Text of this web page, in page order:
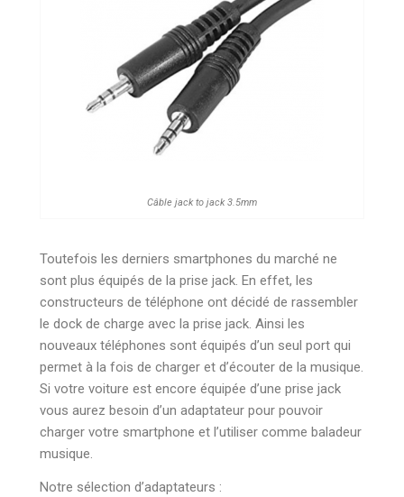
Câble jack to jack 3.5mm
Toutefois les derniers smartphones du marché ne
sont plus équipés de la prise jack. En effet, les
constructeurs de téléphone ont décidé de rassembler
le dock de charge avec la prise jack. Ainsi les
nouveaux téléphones sont équipés d’un seul port qui
permet à la fois de charger et d’écouter de la musique.
Si votre voiture est encore équipée d’une prise jack
vous aurez besoin d’un adaptateur pour pouvoir
charger votre smartphone et l’utiliser comme baladeur
musique.
Notre sélection d’adaptateurs :